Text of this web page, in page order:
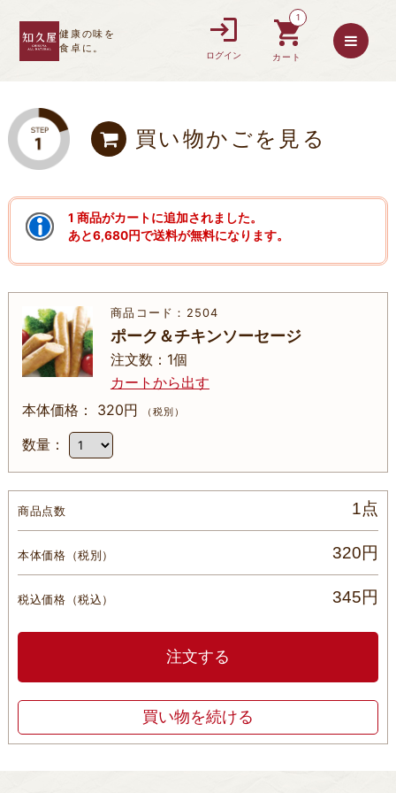
健康の味を
食卓に。
ログイン
1
カート
買い物かごを見る
1 商品がカートに追加されました。
あと6,680円で送料が無料になります。
商品コード：2504
ポーク＆チキンソーセージ
注文数：1個
カートから出す
320円
（税別）
商品点数 1点
本体価格 （税別） 320円
税込価格 （税込） 345円
注文する
買い物を続ける